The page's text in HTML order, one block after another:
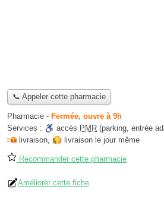
📞 Appeler cette pharmacie
Pharmacie - Fermée, ouvre à 9h
Services :
accès PMR (parking, entrée
livraison, livraison le jour même
Recommander cette pharmacie
Améliorer cette fiche